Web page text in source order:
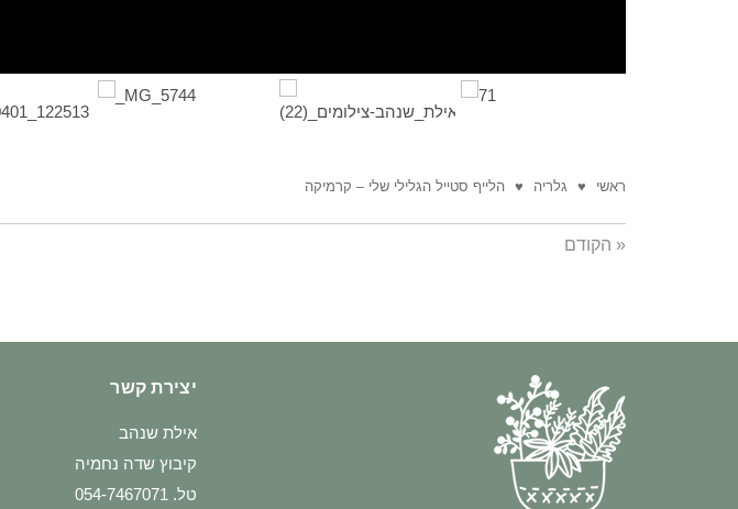
ראשי ♥ גלריה ♥ הלייף סטייל הגלילי שלי – קרמיקה
« הקודם
יצירת קשר
אילת שנהב
קיבוץ שדה נחמיה
טל. 054-7467071